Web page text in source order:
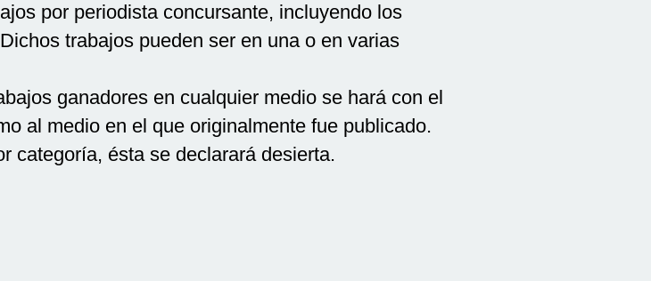
por periodista concursante, incluyendo los
trabajos pueden ser en una o en varias
ganadores en cualquier medio se hará con el
al medio en el que originalmente fue publicado.
categoría, ésta se declarará desierta.